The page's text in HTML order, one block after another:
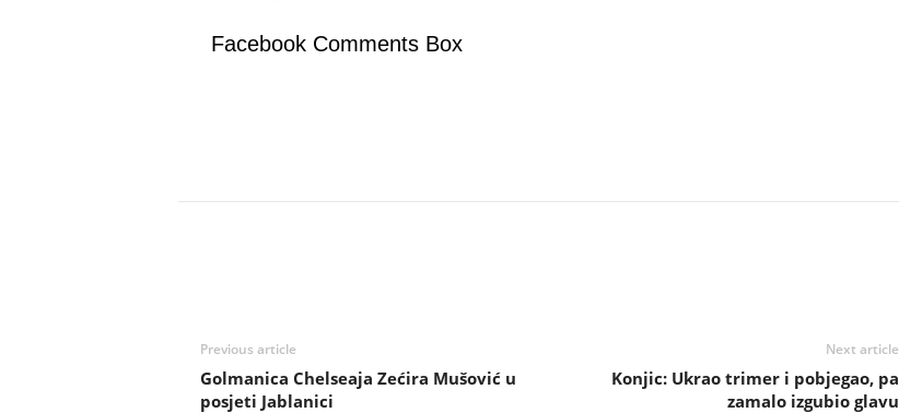
Facebook Comments Box
Previous article
Golmanica Chelseaja Zećira Mušović u
posjeti Jablanici
Next article
Konjic: Ukrao trimer i pobjegao, pa
zamalo izgubio glavu